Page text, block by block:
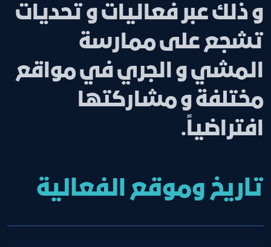
و ذلك عبر فعاليات و تحديات
تشجع على ممارسة
المشي و الجري في مواقع
مختلفة و مشاركتها
افتراضياً.
تاريخ وموقع الفعالية